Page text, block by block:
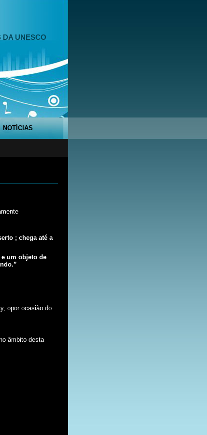
DA UNESCO
; chega até a
um objeto de
”
opor ocasião do
âmbito desta
NOTÍCIAS